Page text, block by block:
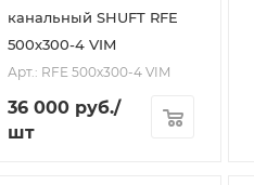
канальный SHUFT RFE
500х300-4 VIM
Арт.: RFE 500х300-4 VIM
36 000 руб./
шт